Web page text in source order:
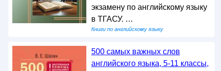
экзамену по английскому языку
в ТГАСУ. …
Книги по английскому языку
500 самых важных слов
английского языка, 5-11 классы,